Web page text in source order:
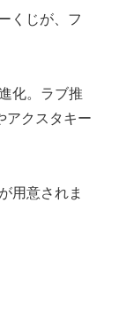
くじが、フ
化。ラブ推
アクスタキー
用意されま